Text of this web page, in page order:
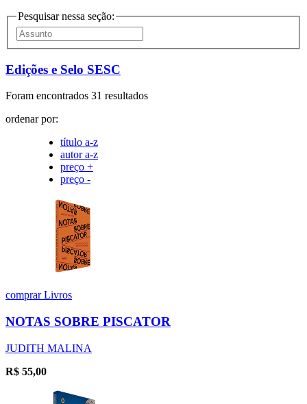
Pesquisar nessa seção:
Edições e Selo SESC
Foram encontrados 31 resultados
ordenar por:
título a-z
autor a-z
preço +
preço -
comprarLivros
NOTAS SOBRE PISCATOR
JUDITH MALINA
R$ 55,00